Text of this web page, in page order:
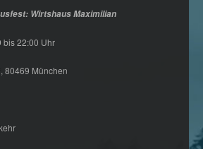
Wirtshaus Maximilian
bis 22:00 Uhr
80469 München